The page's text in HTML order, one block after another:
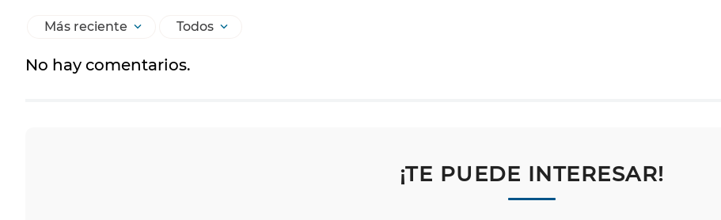
Más reciente Todos
No hay comentarios.
¡TE PUEDE INTERESAR!